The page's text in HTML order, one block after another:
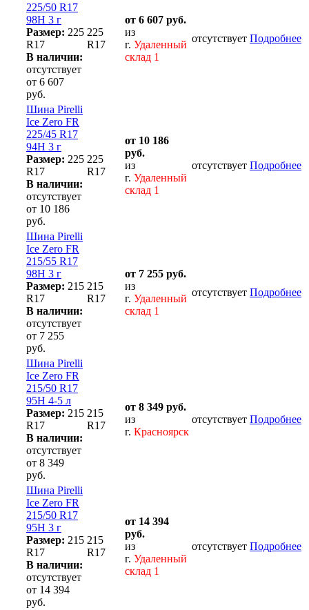
225/50 R17
98H 3 г
Размер: 225
R17
В наличии:
отсутствует
от 6 607
руб.
225
R17
от 6 607 руб.
из
г. Удаленный
склад 1
отсутствует Подробнее
Шина Pirelli
Ice Zero FR
225/45 R17
94H 3 г
Размер: 225
R17
В наличии:
отсутствует
от 10 186
руб.
225
R17
от 10 186
руб.
из
г. Удаленный
склад 1
отсутствует Подробнее
Шина Pirelli
Ice Zero FR
215/55 R17
98H 3 г
Размер: 215
R17
В наличии:
отсутствует
от 7 255
руб.
215
R17
от 7 255 руб.
из
г. Удаленный
склад 1
отсутствует Подробнее
Шина Pirelli
Ice Zero FR
215/50 R17
95H 4-5 л
Размер: 215
R17
В наличии:
отсутствует
от 8 349
руб.
215
R17
от 8 349 руб.
из
г. Красноярск
отсутствует Подробнее
Шина Pirelli
Ice Zero FR
215/50 R17
95H 3 г
Размер: 215
R17
В наличии:
отсутствует
от 14 394
руб.
215
R17
от 14 394
руб.
из
г. Удаленный
склад 1
отсутствует Подробнее